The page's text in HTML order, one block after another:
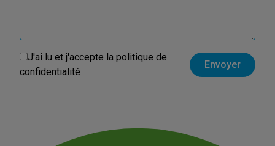
J'ai lu et j'accepte la politique de
confidentialité